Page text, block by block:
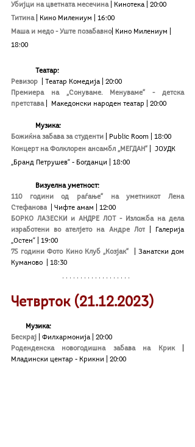
Убијци на цветната месечина | Кинотека
| 20:00
Титина
| Кино Милениум
| 16:00
Маша и медо - Уште позабавно| Кино Милениум
18:00
Театар:
Ревизор
Театар Комедија | 20:00
Премиера на „Сонуваме. Менуваме“ - детска
претстава
Македонски народен театар | 20:00
Музика:
Божиќна забава за студенти
Public Room
| 18:00
Концерт на Фолклорен ансамбл „МЕГДАН“
ЈОУДК
„Бранд Петрушев“ - Богданци | 18:00
Визуелна уметност:
110 години од раѓање“ на уметникот Лена
Стефанова
| Чифте амам | 12:00
БОРКО ЛАЗЕСКИ и АНДРЕ ЛОТ - Изложба на дела
изработени во ателјето на Андре Лот
Галерија
„Остен“
| 19:00
75 години Фото Кино Клуб „Козјак“
| Занатски дом
Куманово  | 18:30
Четврток (21.12.2023)
        Музика:
Бескрај
| Филхармонија
| 20:00
Роденденска новогодишна забава на Крик
Младински центар - Крикни | 20:00